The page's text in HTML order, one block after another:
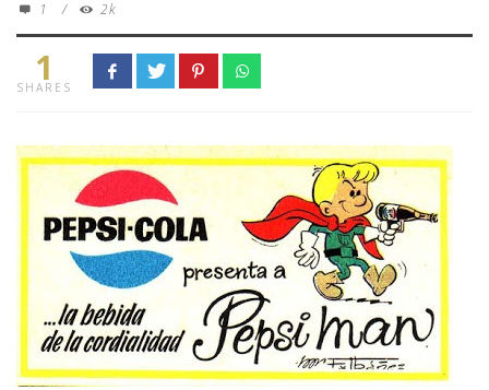
1
/ 2k
1
SHARES